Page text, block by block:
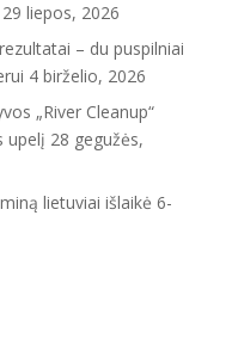
29 liepos, 2026
– du puspilniai
4 birželio, 2026
„River Cleanup“
upelį 28 gegužės,
lietuviai išlaikė 6-